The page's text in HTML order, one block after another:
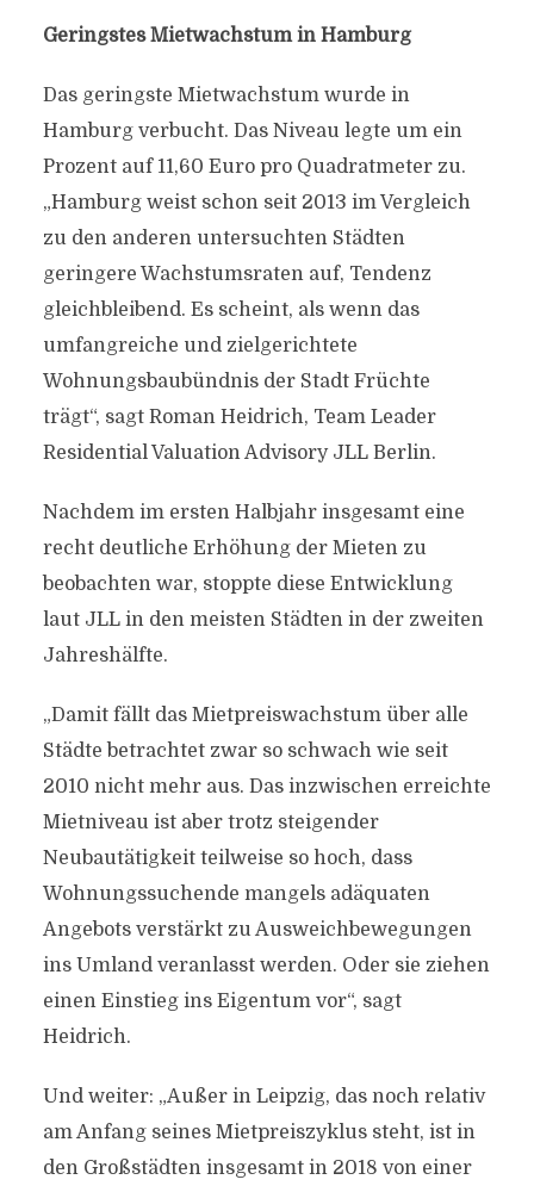
Geringstes Mietwachstum in Hamburg
Das geringste Mietwachstum wurde in
Hamburg verbucht. Das Niveau legte um ein
Prozent auf 11,60 Euro pro Quadratmeter zu.
„Hamburg weist schon seit 2013 im Vergleich
zu den anderen untersuchten Städten
geringere Wachstumsraten auf, Tendenz
gleichbleibend. Es scheint, als wenn das
umfangreiche und zielgerichtete
Wohnungsbaubündnis der Stadt Früchte
trägt“, sagt Roman Heidrich, Team Leader
Residential Valuation Advisory JLL Berlin.
Nachdem im ersten Halbjahr insgesamt eine
recht deutliche Erhöhung der Mieten zu
beobachten war, stoppte diese Entwicklung
laut JLL in den meisten Städten in der zweiten
Jahreshälfte.
„Damit fällt das Mietpreiswachstum über alle
Städte betrachtet zwar so schwach wie seit
2010 nicht mehr aus. Das inzwischen erreichte
Mietniveau ist aber trotz steigender
Neubautätigkeit teilweise so hoch, dass
Wohnungssuchende mangels adäquaten
Angebots verstärkt zu Ausweichbewegungen
ins Umland veranlasst werden. Oder sie ziehen
einen Einstieg ins Eigentum vor“, sagt
Heidrich.
Und weiter: „Außer in Leipzig, das noch relativ
am Anfang seines Mietpreiszyklus steht, ist in
den Großstädten insgesamt in 2018 von einer